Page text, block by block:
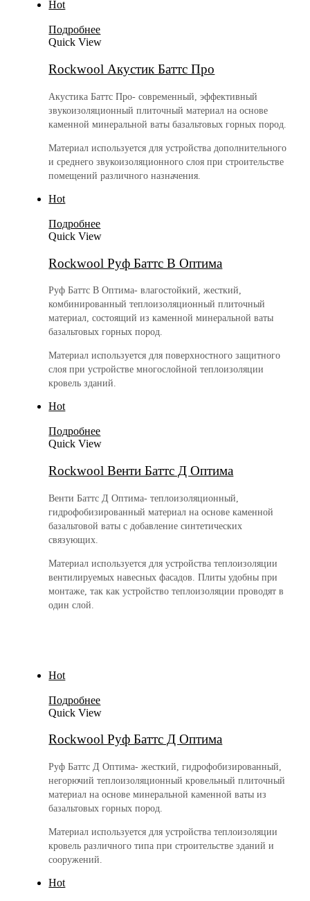
Hot
Подробнее
Quick View
Rockwool Акустик Баттс Про
Акустика Баттс Про- современный, эффективный
звукоизоляционный плиточный материал на основе
каменной минеральной ваты базальтовых горных пород.
Материал используется для устройства дополнительного
и среднего звукоизоляционного слоя при строительстве
помещений различного назначения.
Hot
Подробнее
Quick View
Rockwool Руф Баттс В Оптима
Руф Баттс В Оптима- влагостойкий, жесткий,
комбинированный теплоизоляционный плиточный
материал, состоящий из каменной минеральной ваты
базальтовых горных пород.
Материал используется для поверхностного защитного
слоя при устройстве многослойной теплоизоляции
кровель зданий.
Hot
Подробнее
Quick View
Rockwool Венти Баттс Д Оптима
Венти Баттс Д Оптима- теплоизоляционный,
гидрофобизированный материал на основе каменной
базальтовой ваты с добавление синтетических
связующих.
Материал используется для устройства теплоизоляции
вентилируемых навесных фасадов. Плиты удобны при
монтаже, так как устройство теплоизоляции проводят в
один слой.
Hot
Подробнее
Quick View
Rockwool Руф Баттс Д Оптима
Руф Баттс Д Оптима- жесткий, гидрофобизированный,
негорючий теплоизоляционный кровельный плиточный
материал на основе минеральной каменной ваты из
базальтовых горных пород.
Материал используется для устройства теплоизоляции
кровель различного типа при строительстве зданий и
сооружений.
Hot